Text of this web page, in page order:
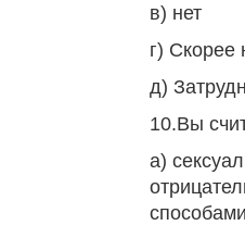
в) нет
г) Скорее
д)
10.Вы
а)